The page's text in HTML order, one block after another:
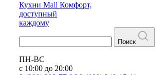
Кухни Mall Комфорт,
доступный
каждому
Поиск
ПН-ВС
с 10:00 до 20:00